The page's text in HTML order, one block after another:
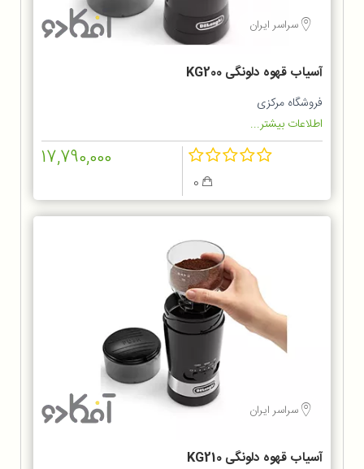
سراسر ایران
آسیاب قهوه دلونگی KG200
فروشگاه مرکزی
اطلاعات بیشتر...
17,790,000
سراسر ایران
آسیاب قهوه دلونگی KG210